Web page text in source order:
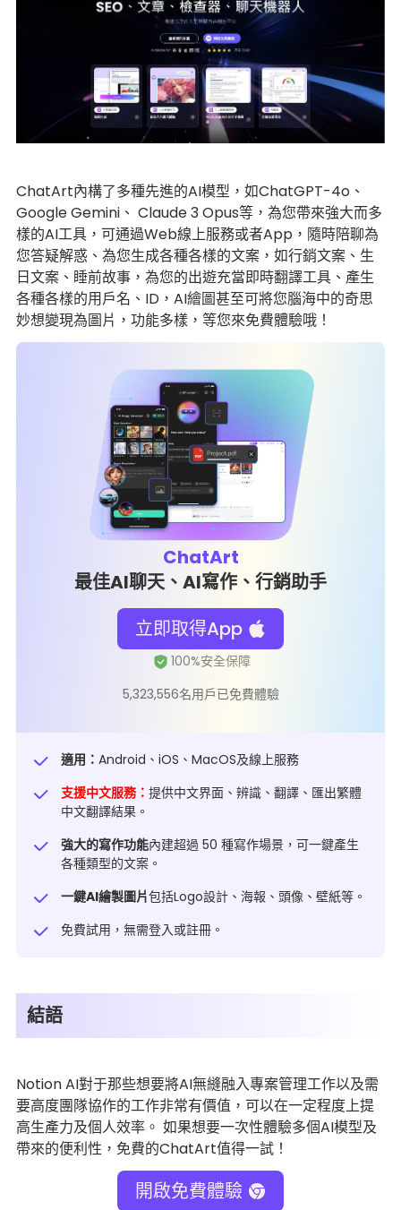
ChatArt內構了多種先進的AI模型，如ChatGPT-4o、
Google Gemini、 Claude 3 Opus等，為您帶來強大而多
樣的AI工具，可通過Web線上服務或者App，隨時陪聊為
您答疑解惑、為您生成各種各樣的文案，如行銷文案、生
日文案、睡前故事，為您的出遊充當即時翻譯工具、產生
各種各樣的用戶名、ID，AI繪圖甚至可將您腦海中的奇思
妙想變現為圖片，功能多樣，等您來免費體驗哦！
ChatArt
最佳AI聊天、AI寫作、行銷助手
立即取得App
5,323,556名用戶已免費體驗
適用： Android、iOS、MacOS及線上服務
支援中文服務： 提供中文界面、辨識、翻譯、匯出繁體
中文翻譯結果。
強大的寫作功能內建超過 50 種寫作場景，可一鍵產生
各種類型的文案。
一鍵AI繪製圖片包括Logo設計、海報、頭像、壁紙等。
免費試用，無需登入或註冊。
結語
Notion AI對于那些想要將AI無縫融入專案管理工作以及需
要高度團隊協作的工作非常有價值，可以在一定程度上提
高生產力及個人效率。 如果想要一次性體驗多個AI模型及
帶來的便利性，免費的ChatArt值得一試！
開啟免費體驗